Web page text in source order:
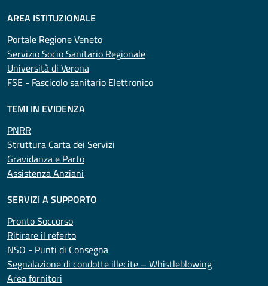
AREA ISTITUZIONALE
Portale Regione Veneto
Servizio Socio Sanitario Regionale
Università di Verona
FSE - Fascicolo sanitario Elettronico
TEMI IN EVIDENZA
PNRR
Struttura Carta dei Servizi
Gravidanza e Parto
Assistenza Anziani
SERVIZI A SUPPORTO
Pronto Soccorso
Ritirare il referto
NSO - Punti di Consegna
Segnalazione di condotte illecite – Whistleblowing
Area fornitori